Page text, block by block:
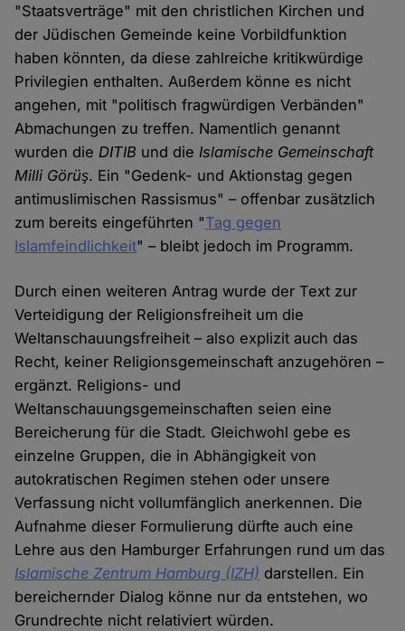
"Staatsverträge" mit den christlichen Kirchen und
der Jüdischen Gemeinde keine Vorbildfunktion
haben könnten, da diese zahlreiche kritikwürdige
Privilegien enthalten. Außerdem könne es nicht
angehen, mit "politisch fragwürdigen Verbänden"
Abmachungen zu treffen. Namentlich genannt
wurden die DITIB und die Islamische Gemeinschaft
Milli Görüş. Ein "Gedenk- und Aktionstag gegen
antimuslimischen Rassismus" – offenbar zusätzlich
zum bereits eingeführten "Tag gegen
Islamfeindlichkeit" – bleibt jedoch im Programm.
Durch einen weiteren Antrag wurde der Text zur
Verteidigung der Religionsfreiheit um die
Weltanschauungsfreiheit – also explizit auch das
Recht, keiner Religionsgemeinschaft anzugehören –
ergänzt. Religions- und
Weltanschauungsgemeinschaften seien eine
Bereicherung für die Stadt. Gleichwohl gebe es
einzelne Gruppen, die in Abhängigkeit von
autokratischen Regimen stehen oder unsere
Verfassung nicht vollumfänglich anerkennen. Die
Aufnahme dieser Formulierung dürfte auch eine
Lehre aus den Hamburger Erfahrungen rund um das
Islamische Zentrum Hamburg (IZH) darstellen. Ein
bereichernder Dialog könne nur da entstehen, wo
Grundrechte nicht relativiert würden.